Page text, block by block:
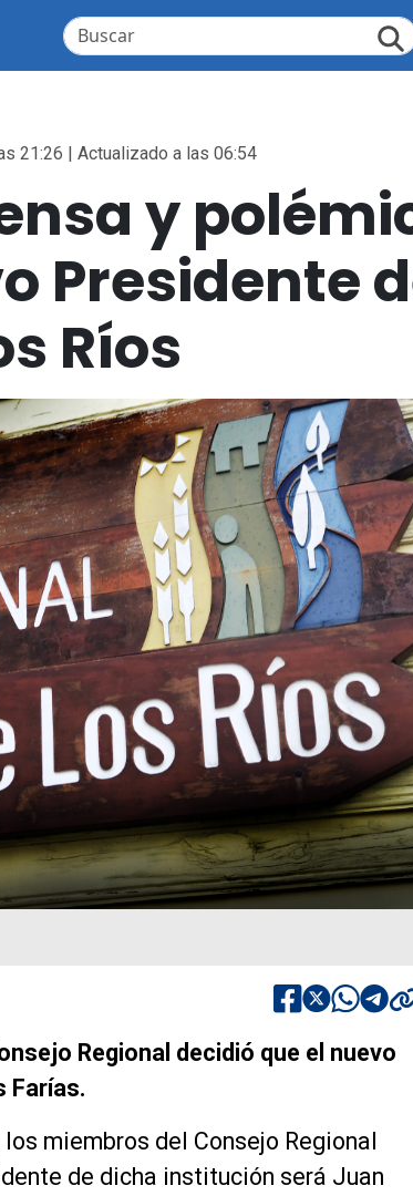
21:26 | Actualizado a las 06:54
y
Presidente
Ríos
Regional decidió que el nuevo
Farías.
miembros del Consejo Regional
de dicha institución será Juan